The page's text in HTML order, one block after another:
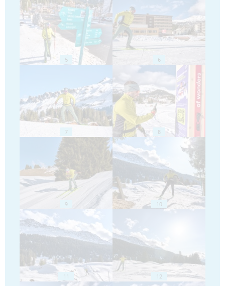
5 6
7 8
9 10
11 12